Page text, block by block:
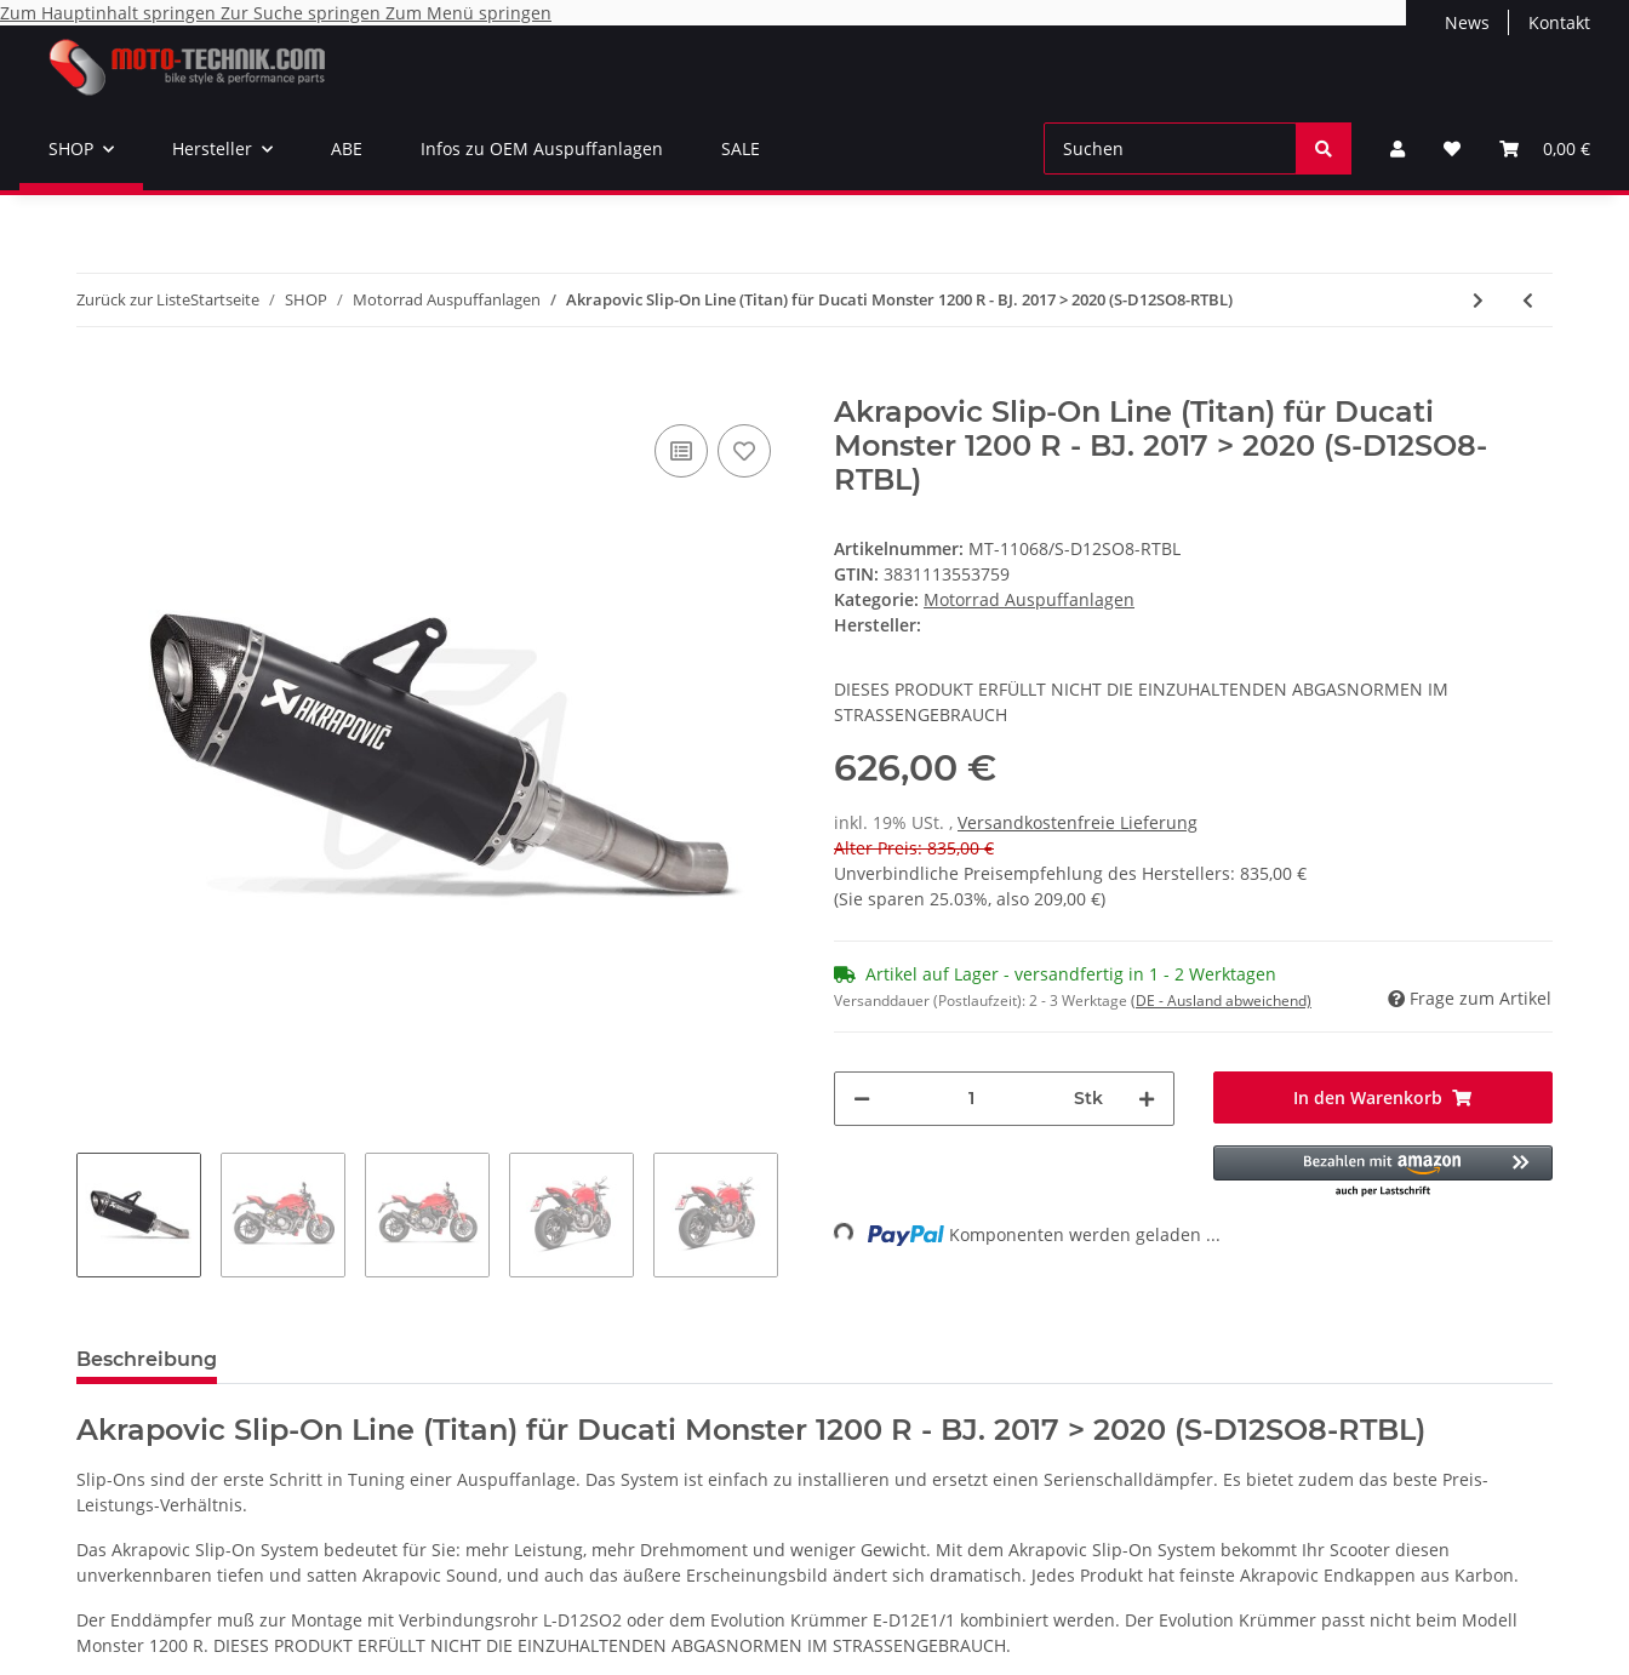
Zum Hauptinhalt springen Zur Suche springen Zum Menü springen News Kontakt
0,00 €
SHOP Hersteller ABE Infos zu OEM Auspuffanlagen SALE
Zurück zur ListeStartseite SHOP Motorrad Auspuffanlagen Akrapovic Slip-On Line (Titan) für Ducati Monster 1200 R - BJ. 2017 > 2020 (S-D12SO8-RTBL)
Akrapovic Slip-On Line (Titan) für Ducati
Monster 1200 R - BJ. 2017 > 2020 (S-D12SO8-
RTBL)
Artikelnummer: MT-11068/S-D12SO8-RTBL
GTIN: 3831113553759
Kategorie: Motorrad Auspuffanlagen
Hersteller:
DIESES PRODUKT ERFÜLLT NICHT DIE EINZUHALTENDEN ABGASNORMEN IM
STRASSENGEBRAUCH
626,00 €
inkl. 19% USt. , Versandkostenfreie Lieferung
Alter Preis: 835,00 €
Unverbindliche Preisempfehlung des Herstellers: 835,00 €
(Sie sparen 25.03%, also 209,00 €)
Artikel auf Lager - versandfertig in 1 - 2 Werktagen
Versanddauer (Postlaufzeit):2 - 3 Werktage (DE - Ausland abweichend) Frage zum Artikel
Stk In den Warenkorb
Loading... Komponenten werden geladen ...
Beschreibung
Akrapovic Slip-On Line (Titan) für Ducati Monster 1200 R - BJ. 2017 > 2020 (S-D12SO8-RTBL)
Slip-Ons sind der erste Schritt in Tuning einer Auspuffanlage. Das System ist einfach zu installieren und ersetzt einen Serienschalldämpfer. Es bietet zudem das beste Preis-
Leistungs-Verhältnis.
Das Akrapovic Slip-On System bedeutet für Sie: mehr Leistung, mehr Drehmoment und weniger Gewicht. Mit dem Akrapovic Slip-On System bekommt Ihr Scooter diesen
unverkennbaren tiefen und satten Akrapovic Sound, und auch das äußere Erscheinungsbild ändert sich dramatisch. Jedes Produkt hat feinste Akrapovic Endkappen aus Karbon.
Der Enddämpfer muß zur Montage mit Verbindungsrohr L-D12SO2 oder dem Evolution Krümmer E-D12E1/1 kombiniert werden. Der Evolution Krümmer passt nicht beim Modell
Monster 1200 R. DIESES PRODUKT ERFÜLLT NICHT DIE EINZUHALTENDEN ABGASNORMEN IM STRASSENGEBRAUCH.